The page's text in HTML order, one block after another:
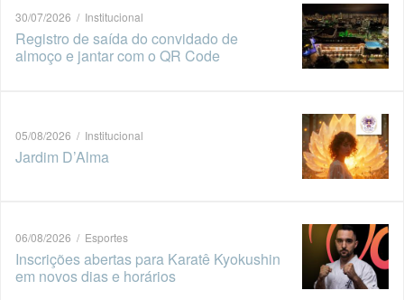
30/07/2026 / Institucional
Registro de saída do convidado de
almoço e jantar com o QR Code
05/08/2026 / Institucional
Jardim D’Alma
06/08/2026 / Esportes
Inscrições abertas para Karatê Kyokushin
em novos dias e horários